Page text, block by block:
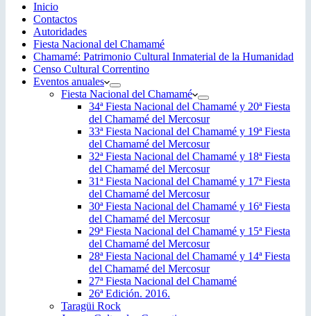
Inicio
Contactos
Autoridades
Fiesta Nacional del Chamamé
Chamamé: Patrimonio Cultural Inmaterial de la Humanidad
Censo Cultural Correntino
Eventos anuales
Fiesta Nacional del Chamamé
34ª Fiesta Nacional del Chamamé y 20ª Fiesta
del Chamamé del Mercosur
33ª Fiesta Nacional del Chamamé y 19ª Fiesta
del Chamamé del Mercosur
32ª Fiesta Nacional del Chamamé y 18ª Fiesta
del Chamamé del Mercosur
31ª Fiesta Nacional del Chamamé y 17ª Fiesta
del Chamamé del Mercosur
30ª Fiesta Nacional del Chamamé y 16ª Fiesta
del Chamamé del Mercosur
29ª Fiesta Nacional del Chamamé y 15ª Fiesta
del Chamamé del Mercosur
28ª Fiesta Nacional del Chamamé y 14ª Fiesta
del Chamamé del Mercosur
27ª Fiesta Nacional del Chamamé
26ª Edición. 2016.
Taragüi Rock